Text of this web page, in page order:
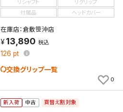
リシャフト
リグリップ
付属品
ヘッドカバー
在庫店：倉敷笹沖店
13,890 税込
126 pt
交換グリップ一覧
0
新入荷 中古 買替え割対象